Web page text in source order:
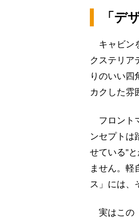
「デ
キャビン
クステリア
りのいい四
カクした雰
フロント
ンセプトは
せている”
ません。軽
ス」には、
実はこの